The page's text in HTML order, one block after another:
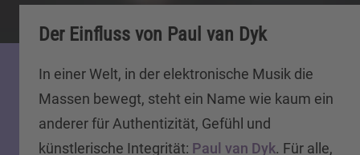
Der Einfluss von Paul van Dyk
In einer Welt, in der elektronische Musik die
Massen bewegt, steht ein Name wie kaum ein
anderer für Authentizität, Gefühl und
künstlerische Integrität: Paul van Dyk. Für alle,